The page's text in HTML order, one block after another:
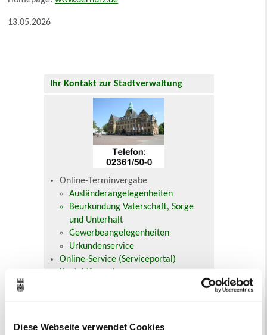
Diese Webseite verwendet Cookies
13.05.2026
Ihr Kontakt zur Stadtverwaltung
Online-Terminvergabe
Ausländerangelegenheiten
Beurkundung Vaterschaft, Sorge
und Unterhalt
Gewerbeangelegenheiten
Urkundenservice
Online-Service (Serviceportal)
Ausweisstatus